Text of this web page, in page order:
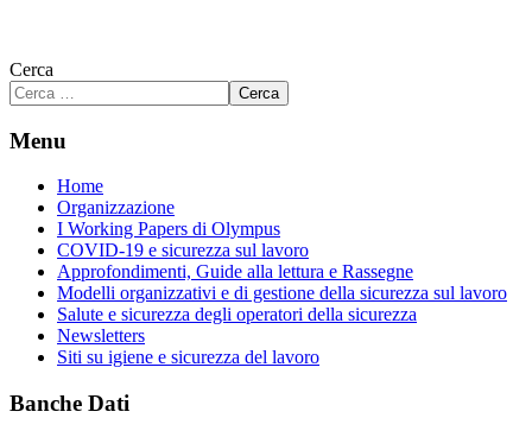
Cerca
Cerca
Menu
Home
Organizzazione
I Working Papers di Olympus
COVID-19 e sicurezza sul lavoro
Approfondimenti, Guide alla lettura e Rassegne
Modelli organizzativi e di gestione della sicurezza sul lavoro
Salute e sicurezza degli operatori della sicurezza
Newsletters
Siti su igiene e sicurezza del lavoro
Banche Dati